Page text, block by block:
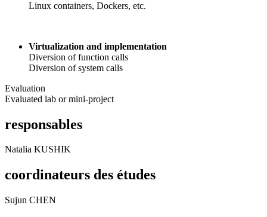
Linux containers, Dockers, etc.
Virtualization and implementation
Diversion of function calls
Diversion of system calls
Evaluation
Evaluated lab or mini-project
responsables
Natalia KUSHIK
coordinateurs des études
Sujun CHEN